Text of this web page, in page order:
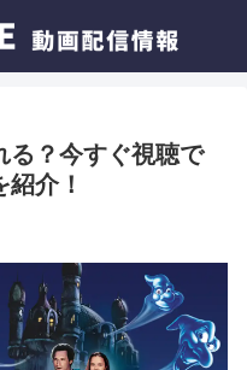
る？今すぐ視聴で
介！